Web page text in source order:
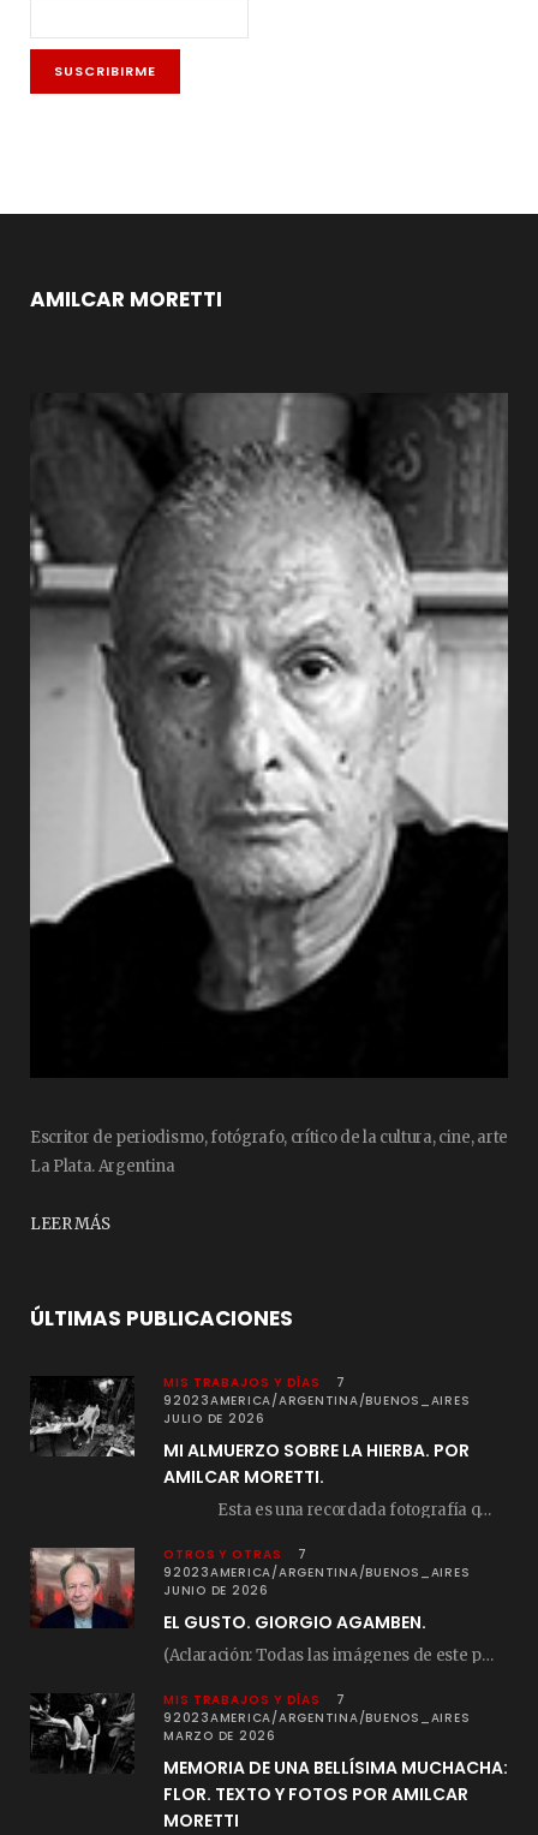
AMILCAR MORETTI
Escritor de periodismo, fotógrafo, crítico de la cultura, cine, arte
La Plata. Argentina
LEER MÁS
ÚLTIMAS PUBLICACIONES
MIS TRABAJOS Y DÍAS
7
92023AMERICA/ARGENTINA/BUENOS_AIRES
JULIO DE 2026
MI ALMUERZO SOBRE LA HIERBA. POR
AMILCAR MORETTI.
Esta es una recordada fotografía que registré…
OTROS Y OTRAS
7
92023AMERICA/ARGENTINA/BUENOS_AIRES
JUNIO DE 2026
EL GUSTO. GIORGIO AGAMBEN.
(Aclaración: Todas las imágenes de este posteo fueron tomadas de Bloghemia.com, y todos los…
MIS TRABAJOS Y DÍAS
7
92023AMERICA/ARGENTINA/BUENOS_AIRES
MARZO DE 2026
MEMORIA DE UNA BELLÍSIMA MUCHACHA:
FLOR. TEXTO Y FOTOS POR AMILCAR
MORETTI